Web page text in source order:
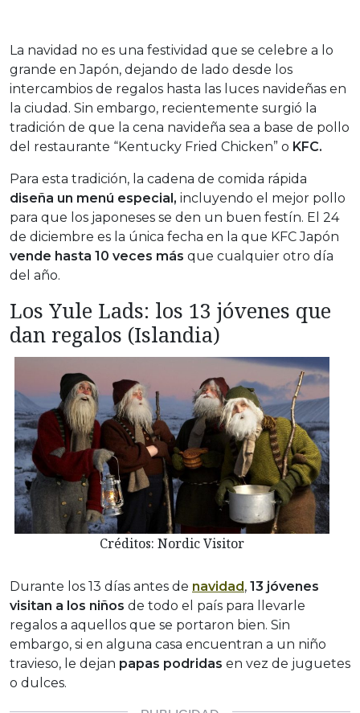
La navidad no es una festividad que se celebre a lo
grande en Japón, dejando de lado desde los
intercambios de regalos hasta las luces navideñas en
la ciudad. Sin embargo, recientemente surgió la
tradición de que la cena navideña sea a base de pollo
del restaurante “Kentucky Fried Chicken” o KFC.
Para esta tradición, la cadena de comida rápida
diseña un menú especial, incluyendo el mejor pollo
para que los japoneses se den un buen festín. El 24
de diciembre es la única fecha en la que KFC Japón
vende hasta 10 veces más que cualquier otro día
del año.
Los Yule Lads: los 13 jóvenes que
dan regalos (Islandia)
Créditos: Nordic Visitor
Durante los 13 días antes de navidad , 13 jóvenes
visitan a los niños de todo el país para llevarle
regalos a aquellos que se portaron bien. Sin
embargo, si en alguna casa encuentran a un niño
travieso, le dejan papas podridas en vez de juguetes
o dulces.